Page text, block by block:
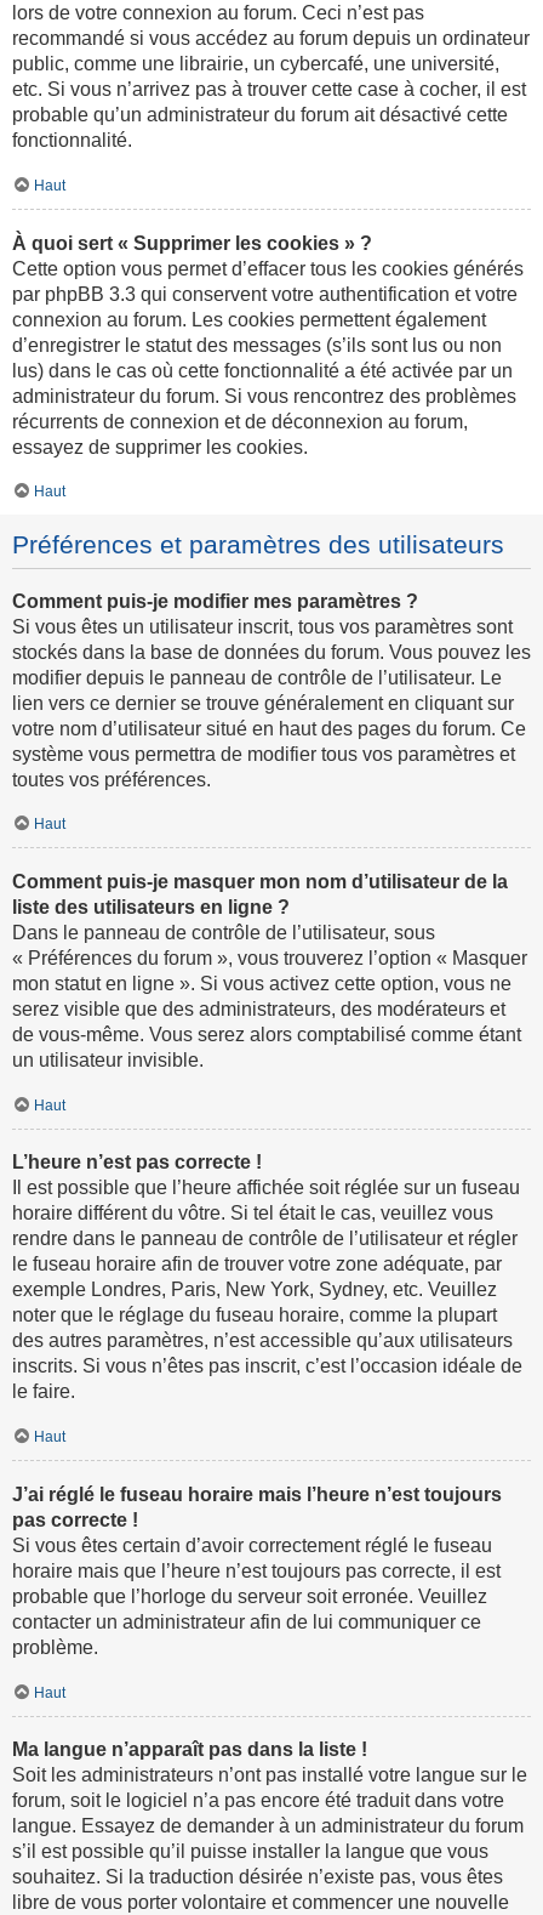
lors de votre connexion au forum. Ceci n’est pas
recommandé si vous accédez au forum depuis un ordinateur
public, comme une librairie, un cybercafé, une université,
etc. Si vous n’arrivez pas à trouver cette case à cocher, il est
probable qu’un administrateur du forum ait désactivé cette
fonctionnalité.
Haut
À quoi sert « Supprimer les cookies » ?
Cette option vous permet d’effacer tous les cookies générés
par phpBB 3.3 qui conservent votre authentification et votre
connexion au forum. Les cookies permettent également
d’enregistrer le statut des messages (s’ils sont lus ou non
lus) dans le cas où cette fonctionnalité a été activée par un
administrateur du forum. Si vous rencontrez des problèmes
récurrents de connexion et de déconnexion au forum,
essayez de supprimer les cookies.
Haut
Préférences et paramètres des utilisateurs
Comment puis-je modifier mes paramètres ?
Si vous êtes un utilisateur inscrit, tous vos paramètres sont
stockés dans la base de données du forum. Vous pouvez les
modifier depuis le panneau de contrôle de l’utilisateur. Le
lien vers ce dernier se trouve généralement en cliquant sur
votre nom d’utilisateur situé en haut des pages du forum. Ce
système vous permettra de modifier tous vos paramètres et
toutes vos préférences.
Haut
Comment puis-je masquer mon nom d’utilisateur de la
liste des utilisateurs en ligne ?
Dans le panneau de contrôle de l’utilisateur, sous
« Préférences du forum », vous trouverez l’option « Masquer
mon statut en ligne ». Si vous activez cette option, vous ne
serez visible que des administrateurs, des modérateurs et
de vous-même. Vous serez alors comptabilisé comme étant
un utilisateur invisible.
Haut
L’heure n’est pas correcte !
Il est possible que l’heure affichée soit réglée sur un fuseau
horaire différent du vôtre. Si tel était le cas, veuillez vous
rendre dans le panneau de contrôle de l’utilisateur et régler
le fuseau horaire afin de trouver votre zone adéquate, par
exemple Londres, Paris, New York, Sydney, etc. Veuillez
noter que le réglage du fuseau horaire, comme la plupart
des autres paramètres, n’est accessible qu’aux utilisateurs
inscrits. Si vous n’êtes pas inscrit, c’est l’occasion idéale de
le faire.
Haut
J’ai réglé le fuseau horaire mais l’heure n’est toujours
pas correcte !
Si vous êtes certain d’avoir correctement réglé le fuseau
horaire mais que l’heure n’est toujours pas correcte, il est
probable que l’horloge du serveur soit erronée. Veuillez
contacter un administrateur afin de lui communiquer ce
problème.
Haut
Ma langue n’apparaît pas dans la liste !
Soit les administrateurs n’ont pas installé votre langue sur le
forum, soit le logiciel n’a pas encore été traduit dans votre
langue. Essayez de demander à un administrateur du forum
s’il est possible qu’il puisse installer la langue que vous
souhaitez. Si la traduction désirée n’existe pas, vous êtes
libre de vous porter volontaire et commencer une nouvelle